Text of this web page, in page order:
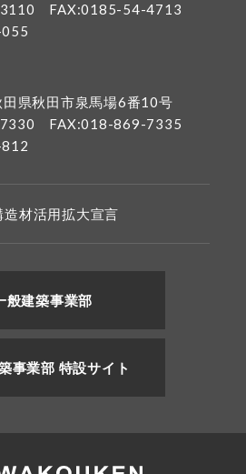
FAX:0185-54-4713
県秋田市泉馬場6番10号
FAX:018-869-7335
造材活用拡大宣言
般建築事業部
事業部 特設サイト